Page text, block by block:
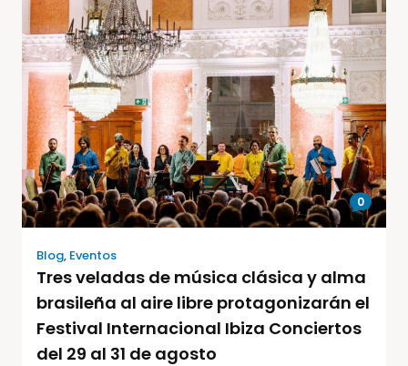
0
Blog, Eventos
Tres veladas de música clásica y alma
brasileña al aire libre protagonizarán el
Festival Internacional Ibiza Conciertos
del 29 al 31 de agosto